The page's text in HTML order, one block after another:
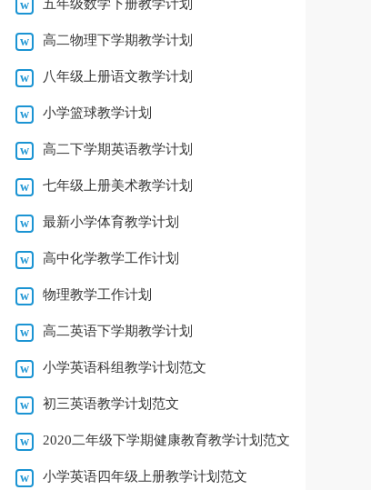
五年级数学下册教学计划
高二物理下学期教学计划
八年级上册语文教学计划
小学篮球教学计划
高二下学期英语教学计划
七年级上册美术教学计划
最新小学体育教学计划
高中化学教学工作计划
物理教学工作计划
高二英语下学期教学计划
小学英语科组教学计划范文
初三英语教学计划范文
2020二年级下学期健康教育教学计划范文
小学英语四年级上册教学计划范文